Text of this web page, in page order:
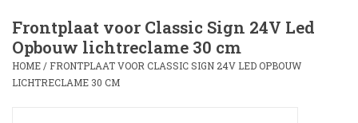
Led Triple Sign
Zonnekleppen
Frontplaat voor Classic Sign 24V Led
Opbouw lichtreclame 30 cm
HOME / FRONTPLAAT VOOR CLASSIC SIGN 24V LED OPBOUW
LICHTRECLAME 30 CM